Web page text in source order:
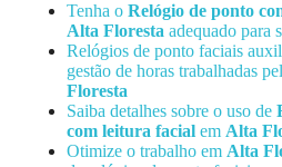
Tenha o Relógio de ponto
Alta Floresta adequado para
Relógios de ponto faciais
gestão de horas trabalhadas
Floresta
Saiba detalhes sobre o uso de
com leitura facial em Alta
Otimize o trabalho em Alta